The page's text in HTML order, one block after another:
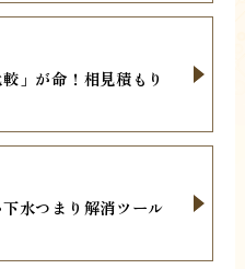
」が命！相見積もり
水つまり解消ツール